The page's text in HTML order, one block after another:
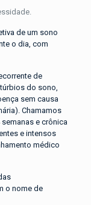
de um sono
o dia, com
de
do sono,
sem causa
Chamamos
e crônica
e intensos
médico
o nome de